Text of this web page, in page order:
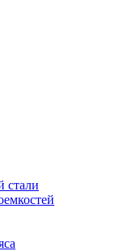
стали